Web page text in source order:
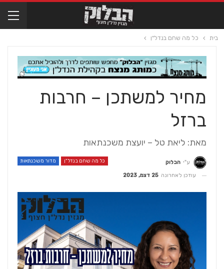
בית כל מה שחם בנדל"ן
מחיר למשתכן – חרבות
ברזל
מאת: ליאת טל – יועצת משכנתאות
כל מה שחם בנדל"ן מדור משכנתאות ע"י הבלוק
עודכן לאחרונה 25 דצמ, 2023